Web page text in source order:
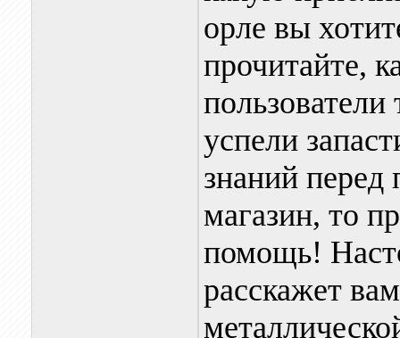
орле вы
прочитайте,
успели
знаний перед
магазин, то
помощь!
расскажет